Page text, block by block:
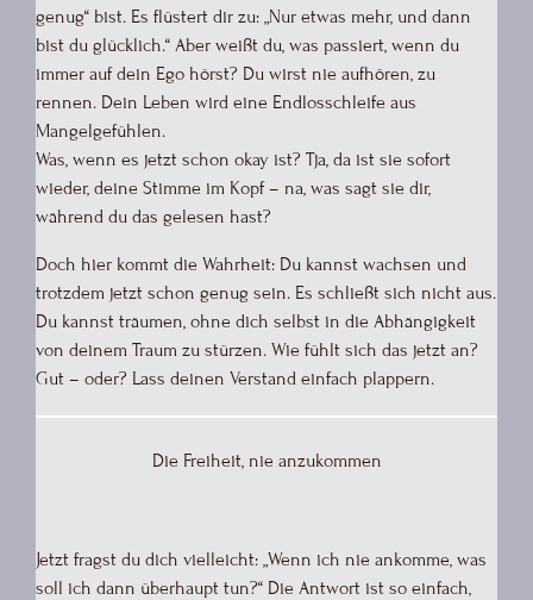
genug“ bist. Es flüstert dir zu: „Nur etwas mehr, und dann
bist du glücklich.“ Aber weißt du, was passiert, wenn du
immer auf dein Ego hörst? Du wirst nie aufhören, zu
rennen. Dein Leben wird eine Endlosschleife aus
Mangelgefühlen.
Was, wenn es jetzt schon okay ist? Tja, da ist sie sofort
wieder, deine Stimme im Kopf – na, was sagt sie dir,
während du das gelesen hast?
Doch hier kommt die Wahrheit: Du kannst wachsen und
trotzdem jetzt schon genug sein. Es schließt sich nicht aus.
Du kannst träumen, ohne dich selbst in die Abhängigkeit
von deinem Traum zu stürzen. Wie fühlt sich das jetzt an?
Gut – oder? Lass deinen Verstand einfach plappern.
Die Freiheit, nie anzukommen
Jetzt fragst du dich vielleicht: „Wenn ich nie ankomme, was
soll ich dann überhaupt tun?“ Die Antwort ist so einfach,